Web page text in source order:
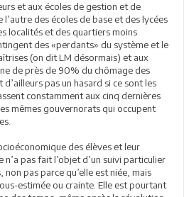
et aux écoles de gestion et de
des écoles de base et des lycées
localités et des quartiers moins
des «perdants» du système et le
(on dit LM désormais) et aux
de près de 90% du chômage des
d’ailleurs pas un hasard si ce sont les
constamment aux cinq dernières
mêmes gouvernorats qui occupent
des élèves et leur
pas fait l’objet d’un suivi particulier
pas parce qu’elle est niée, mais
estimée ou crainte. Elle est pourtant